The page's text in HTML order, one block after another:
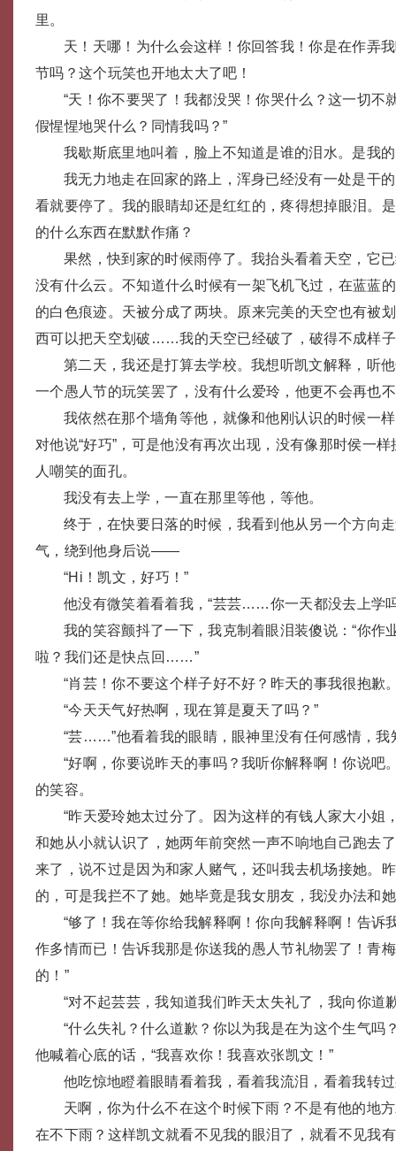
里。
天！天哪！为什么会这样！你回答我！你是在作弄
节吗？这个玩笑也开地太大了吧！
“天！你不要哭了！我都没哭！你哭什么？这一切不
假惺惺地哭什么？同情我吗？”
我歇斯底里地叫着，脸上不知道是谁的泪水。是我
我无力地走在回家的路上，浑身已经没有一处是干
看就要停了。我的眼睛却还是红红的，疼得想掉眼泪。
的什么东西在默默作痛？
果然，快到家的时候雨停了。我抬头看着天空，它
没有什么云。不知道什么时候有一架飞机飞过，在蓝蓝
的白色痕迹。天被分成了两块。原来完美的天空也有被
西可以把天空划破……我的天空已经破了，破得不成样
第二天，我还是打算去学校。我想听凯文解释，听
一个愚人节的玩笑罢了，没有什么爱玲，他更不会再也
我依然在那个墙角等他，就像和他刚认识的时候一
对他说“好巧”，可是他没有再次出现，没有像那时侯一
人嘲笑的面孔。
我没有去上学，一直在那里等他，等他。
终于，在快要日落的时候，我看到他从另一个方向
气，绕到他身后说——
“Hi！凯文，好巧！”
他没有微笑着看着我，“芸芸……你一天都没去上学
我的笑容颤抖了一下，我克制着眼泪装傻说：“你作
啦？我们还是快点回……”
“肖芸！你不要这个样子好不好？昨天的事我很抱歉
“今天天气好热啊，现在算是夏天了吗？”
“芸……”他看着我的眼睛，眼神里没有任何感情，我
“好啊，你要说昨天的事吗？我听你解释啊！你说吧
的笑容。
“昨天爱玲她太过分了。因为这样的有钱人家大小
和她从小就认识了，她两年前突然一声不响地自己跑去
来了，说不过是因为和家人赌气，还叫我去机场接她。
的，可是我拦不了她。她毕竟是我女朋友，我没办法和
“够了！我在等你给我解释啊！你向我解释啊！告诉
作多情而已！告诉我那是你送我的愚人节礼物罢了！青
的！”
“对不起芸芸，我知道我们昨天太失礼了，我向你
“什么失礼？什么道歉？你以为我是在为这个生气吗
他喊着心底的话，“我喜欢你！我喜欢张凯文！”
他吃惊地瞪着眼睛看着我，看着我流泪，看着我转
天啊，你为什么不在这个时候下雨？不是有他的地
在不下雨？这样凯文就看不见我的眼泪了，就看不见我